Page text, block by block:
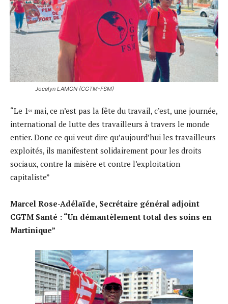
Jocelyn LAMON (CGTM-FSM)
“Le 1ᵉʳ mai, ce n’est pas la fête du travail, c’est, une journée,
international de lutte des travailleurs à travers le monde
entier. Donc ce qui veut dire qu’aujourd’hui les travailleurs
exploités, ils manifestent solidairement pour les droits
sociaux, contre la misère et contre l’exploitation
capitaliste”
Marcel Rose-Adélaïde, Secrétaire général adjoint
CGTM Santé : “Un démantèlement total des soins en
Martinique”